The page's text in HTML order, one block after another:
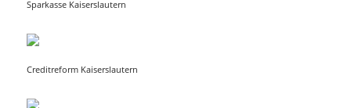
Sparkasse Kaiserslautern
Creditreform Kaiserslautern